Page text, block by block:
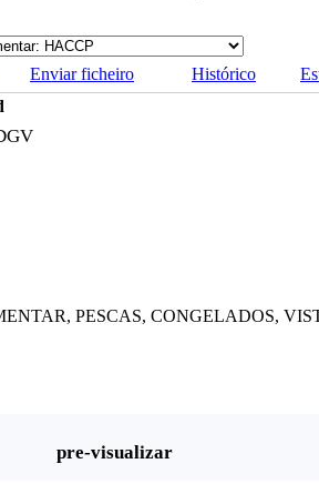
Enviar ficheiro Histórico
PESCAS, CONGELADOS,
pre-visualizar